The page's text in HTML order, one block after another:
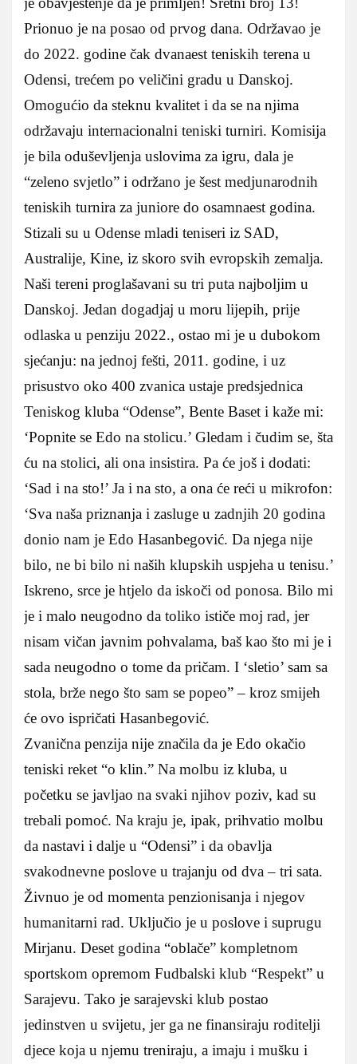
Prionuo je na posao od prvog dana. Održavao je
do 2022. godine čak dvanaest teniskih terena u
Odensi, trećem po veličini gradu u Danskoj.
Omogućio da steknu kvalitet i da se na njima
održavaju internacionalni teniski turniri. Komisija
je bila oduševljenja uslovima za igru, dala je
“zeleno svjetlo” i održano je šest medjunarodnih
teniskih turnira za juniore do osamnaest godina.
Stizali su u Odense mladi teniseri iz SAD,
Australije, Kine, iz skoro svih evropskih zemalja.
Naši tereni proglašavani su tri puta najboljim u
Danskoj. Jedan dogadjaj u moru lijepih, prije
odlaska u penziju 2022., ostao mi je u dubokom
sjećanju: na jednoj fešti, 2011. godine, i uz
prisustvo oko 400 zvanica ustaje predsjednica
Teniskog kluba “Odense”, Bente Baset i kaže mi:
‘Popnite se Edo na stolicu.’ Gledam i čudim se, šta
ću na stolici, ali ona insistira. Pa će još i dodati:
‘Sad i na sto!’ Ja i na sto, a ona će reći u mikrofon:
‘Sva naša priznanja i zasluge u zadnjih 20 godina
donio nam je Edo Hasanbegović. Da njega nije
bilo, ne bi bilo ni naših klupskih uspjeha u tenisu.’
Iskreno, srce je htjelo da iskoči od ponosa. Bilo mi
je i malo neugodno da toliko ističe moj rad, jer
nisam vičan javnim pohvalama, baš kao što mi je i
sada neugodno o tome da pričam. I ‘sletio’ sam sa
stola, brže nego što sam se popeo” – kroz smijeh
će ovo ispričati Hasanbegović.
Zvanična penzija nije značila da je Edo okačio
teniski reket “o klin.” Na molbu iz kluba, u
početku se javljao na svaki njihov poziv, kad su
trebali pomoć. Na kraju je, ipak, prihvatio molbu
da nastavi i dalje u “Odensi” i da obavlja
svakodnevne poslove u trajanju od dva – tri sata.
Živnuo je od momenta penzionisanja i njegov
humanitarni rad. Uključio je u poslove i suprugu
Mirjanu. Deset godina “oblače” kompletnom
sportskom opremom Fudbalski klub “Respekt” u
Sarajevu. Tako je sarajevski klub postao
jedinstven u svijetu, jer ga ne finansiraju roditelji
djece koja u njemu treniraju, a imaju i mušku i